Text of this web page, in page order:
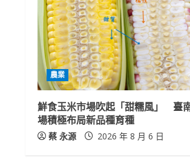
u
e
R
e
a
d
農業
鮮食玉米市場吹起「甜糯風」 臺
場積極布局新品種育種
蔡 永源 2026 年 8 月 6 日